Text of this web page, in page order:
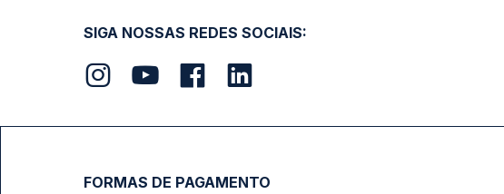
SIGA NOSSAS REDES SOCIAIS:
FORMAS DE PAGAMENTO